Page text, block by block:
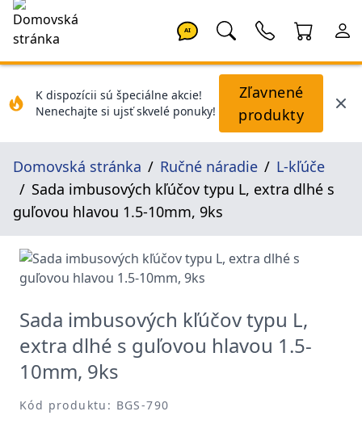
AI
K dispozícii sú špeciálne akcie!
Nenechajte si ujsť skvelé ponuky!
Zľavnené
produkty
Domovská stránka Ručné náradie
L-kľúče
Sada imbusových kľúčov typu L, extra dlhé s
guľovou hlavou 1.5-10mm, 9ks
Sada imbusových kľúčov typu L,
extra dlhé s guľovou hlavou 1.5-
10mm, 9ks
Kód produktu: BGS-790